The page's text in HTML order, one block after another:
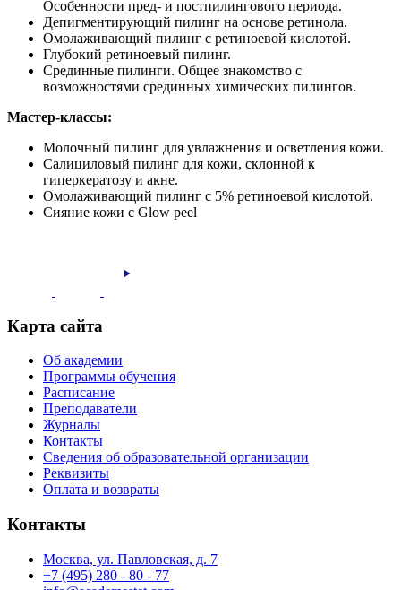
Особенности пред- и постпилингового периода.
Депигментирующий пилинг на основе ретинола.
Омолаживающий пилинг с ретиноевой кислотой.
Глубокий ретиноевый пилинг.
Срединные пилинги. Общее знакомство с
возможностями срединных химических пилингов.
Мастер-классы:
Молочный пилинг для увлажнения и осветления кожи.
Салициловый пилинг для кожи, склонной к
гиперкератозу и акне.
Омолаживающий пилинг с 5% ретиноевой кислотой.
Сияние кожи с Glow peel
Карта сайта
Об академии
Программы обучения
Расписание
Преподаватели
Журналы
Контакты
Сведения об образовательной организации
Реквизиты
Оплата и возвраты
Контакты
Москва, ул. Павловская, д. 7
+7 (495) 280 - 80 - 77